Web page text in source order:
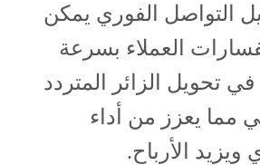
التواصل الفوري يمكن
العملاء بسرعة
تحويل الزائر المتردد
مما يعزز من أداء
ويزيد الأرباح.